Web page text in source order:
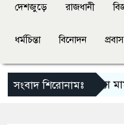
দেশজুড়ে রাজধানী
ধর্মচিন্তা বিনোদন প্রবাস
সংবাদ শিরোনামঃ
সালমান শাহ হত্যা